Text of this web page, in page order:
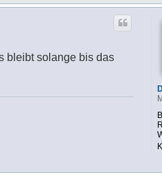
bleibt solange bis das